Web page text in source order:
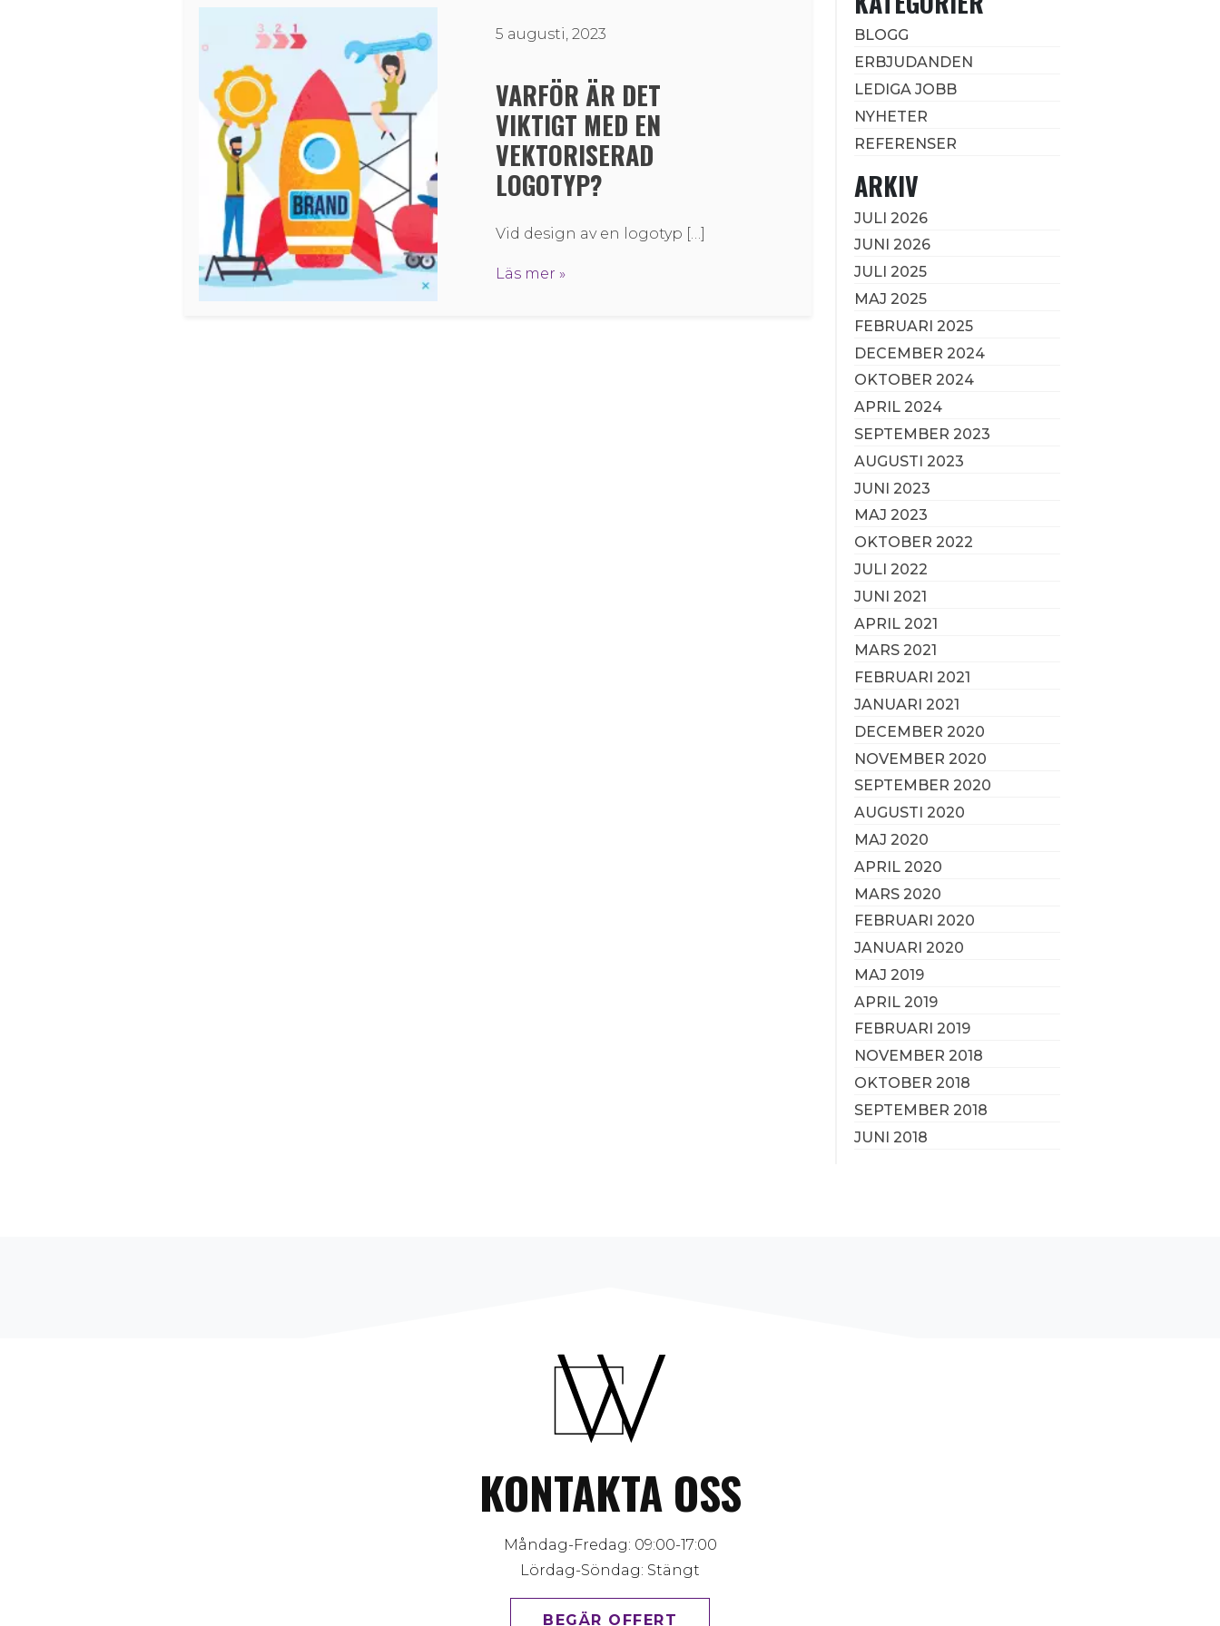
5 augusti, 2023
VARFÖR ÄR DET
VIKTIGT MED EN
VEKTORISERAD
LOGOTYP?
Vid design av en logotyp […]
Läs mer »
BLOGG
ERBJUDANDEN
LEDIGA JOBB
NYHETER
REFERENSER
ARKIV
JULI 2026
JUNI 2026
JULI 2025
MAJ 2025
FEBRUARI 2025
DECEMBER 2024
OKTOBER 2024
APRIL 2024
SEPTEMBER 2023
AUGUSTI 2023
JUNI 2023
MAJ 2023
OKTOBER 2022
JULI 2022
JUNI 2021
APRIL 2021
MARS 2021
FEBRUARI 2021
JANUARI 2021
DECEMBER 2020
NOVEMBER 2020
SEPTEMBER 2020
AUGUSTI 2020
MAJ 2020
APRIL 2020
MARS 2020
FEBRUARI 2020
JANUARI 2020
MAJ 2019
APRIL 2019
FEBRUARI 2019
NOVEMBER 2018
OKTOBER 2018
SEPTEMBER 2018
JUNI 2018
KONTAKTA OSS
Måndag-Fredag: 09:00-17:00
Lördag-Söndag: Stängt
BEGÄR OFFERT